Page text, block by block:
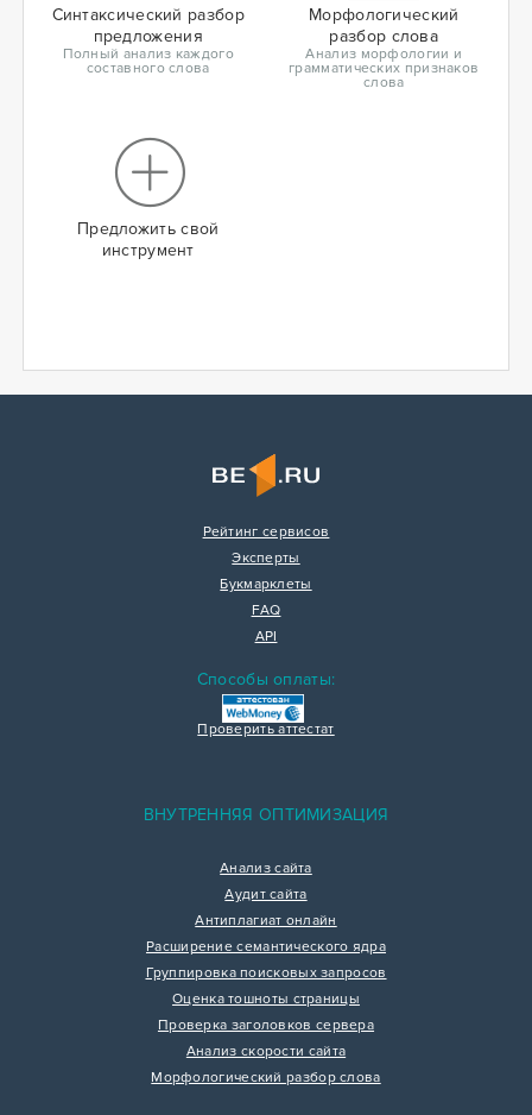
Синтаксический разбор
предложения
Полный анализ каждого
составного слова
Морфологический
разбор слова
Анализ морфологии и
грамматических признаков
слова
Предложить свой
инструмент
Рейтинг сервисов
Эксперты
Букмарклеты
FAQ
API
Способы оплаты:
Проверить аттестат
ВНУТРЕННЯЯ ОПТИМИЗАЦИЯ
Анализ сайта
Аудит сайта
Антиплагиат онлайн
Расширение семантического ядра
Группировка поисковых запросов
Оценка тошноты страницы
Проверка заголовков сервера
Анализ скорости сайта
Морфологический разбор слова